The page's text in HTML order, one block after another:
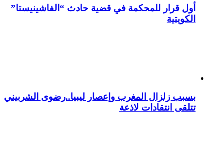
أول قرار للمحكمة في قضية حادث “الفاشينيستا”
الكويتية
بسبب زلزال المغرب وإعصار ليبيا..رضوى الشربيني
تتلقى انتقادات لاذعة